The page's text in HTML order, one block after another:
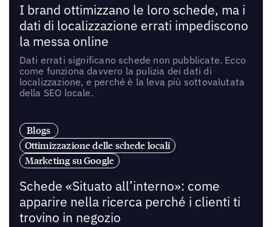
I brand ottimizzano le loro schede, ma i
dati di localizzazione errati impediscono
la messa online
Dati errati significano schede non pubblicate. Ecco
come funziona davvero la pulizia dei dati di
localizzazione, e perché è la leva più sottovalutata
della SEO locale.
Blogs
Ottimizzazione delle schede locali
Marketing su Google
Schede «Situato all’interno»: come
apparire nella ricerca perché i clienti ti
trovino in negozio